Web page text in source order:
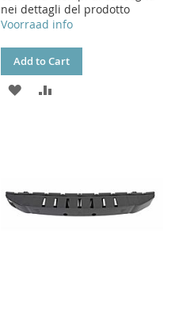
nei dettagli del prodotto
Voorraad info
Add to Cart
ADD